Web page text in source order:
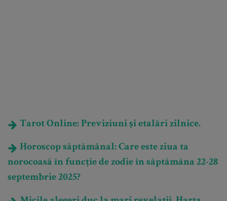
Tarot Online: Previziuni și etalări zilnice.
Horoscop săptămânal: Care este ziua ta
norocoasă în funcție de zodie în săptămâna 22-28
septembrie 2025?